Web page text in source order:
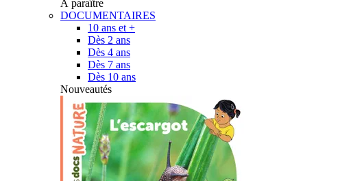
À paraître
DOCUMENTAIRES
10 ans et +
Dès 2 ans
Dès 4 ans
Dès 7 ans
Dès 10 ans
Nouveautés